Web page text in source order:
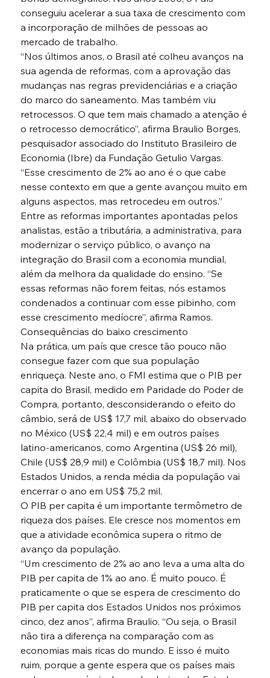
conseguiu acelerar a sua taxa de crescimento com
a incorporação de milhões de pessoas ao
mercado de trabalho.
“Nos últimos anos, o Brasil até colheu avanços na
sua agenda de reformas, com a aprovação das
mudanças nas regras previdenciárias e a criação
do marco do saneamento. Mas também viu
retrocessos. O que tem mais chamado a atenção é
o retrocesso democrático”, afirma Braulio Borges,
pesquisador associado do Instituto Brasileiro de
Economia (Ibre) da Fundação Getulio Vargas.
“Esse crescimento de 2% ao ano é o que cabe
nesse contexto em que a gente avançou muito em
alguns aspectos, mas retrocedeu em outros.”
Entre as reformas importantes apontadas pelos
analistas, estão a tributária, a administrativa, para
modernizar o serviço público, o avanço na
integração do Brasil com a economia mundial,
além da melhora da qualidade do ensino. “Se
essas reformas não forem feitas, nós estamos
condenados a continuar com esse pibinho, com
esse crescimento medíocre”, afirma Ramos.
Consequências do baixo crescimento
Na prática, um país que cresce tão pouco não
consegue fazer com que sua população
enriqueça. Neste ano, o FMI estima que o PIB per
capita do Brasil, medido em Paridade do Poder de
Compra, portanto, desconsiderando o efeito do
câmbio, será de US$ 17,7 mil, abaixo do observado
no México (US$ 22,4 mil) e em outros países
latino-americanos, como Argentina (US$ 26 mil),
Chile (US$ 28,9 mil) e Colômbia (US$ 18,7 mil). Nos
Estados Unidos, a renda média da população vai
encerrar o ano em US$ 75,2 mil.
O PIB per capita é um importante termômetro de
riqueza dos países. Ele cresce nos momentos em
que a atividade econômica supera o ritmo de
avanço da população.
“Um crescimento de 2% ao ano leva a uma alta do
PIB per capita de 1% ao ano. É muito pouco. É
praticamente o que se espera de crescimento do
PIB per capita dos Estados Unidos nos próximos
cinco, dez anos”, afirma Braulio. “Ou seja, o Brasil
não tira a diferença na comparação com as
economias mais ricas do mundo. E isso é muito
ruim, porque a gente espera que os países mais